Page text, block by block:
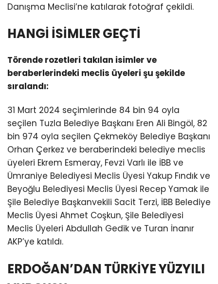
Danışma Meclisi’ne katılarak fotoğraf çekildi.
HANGİ İSİMLER GEÇTİ
Törende rozetleri takılan isimler ve
beraberlerindeki meclis üyeleri şu şekilde
sıralandı:
31 Mart 2024 seçimlerinde 84 bin 94 oyla
seçilen Tuzla Belediye Başkanı Eren Ali Bingöl, 82
bin 974 oyla seçilen Çekmeköy Belediye Başkanı
Orhan Çerkez ve beraberindeki belediye meclis
üyeleri Ekrem Esmeray, Fevzi Varlı ile İBB ve
Ümraniye Belediyesi Meclis Üyesi Yakup Fındık ve
Beyoğlu Belediyesi Meclis Üyesi Recep Yamak ile
Şile Belediye Başkanvekili Sacit Terzi, İBB Belediye
Meclis Üyesi Ahmet Coşkun, Şile Belediyesi
Meclis Üyeleri Abdullah Gedik ve Turan İnanır
AKP’ye katıldı.
ERDOĞAN’DAN TÜRKİYE YÜZYILI